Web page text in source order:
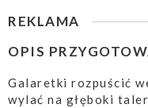
REKLAMA
OPIS
Galaretki rozpuścić
wylać na głęboki